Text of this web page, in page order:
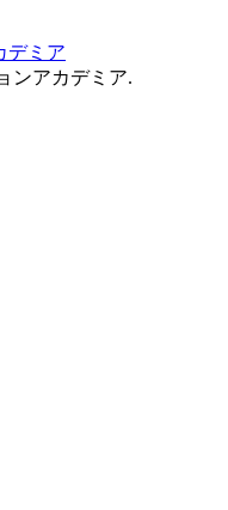
デミア
ンアカデミア.